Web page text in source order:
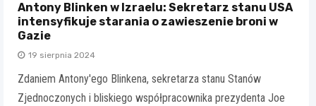
Antony Blinken w Izraelu: Sekretarz stanu USA
intensyfikuje starania o zawieszenie broni w
Gazie
19 sierpnia 2024
Zdaniem Antony'ego Blinkena, sekretarza stanu Stanów
Zjednoczonych i bliskiego współpracownika prezydenta Joe